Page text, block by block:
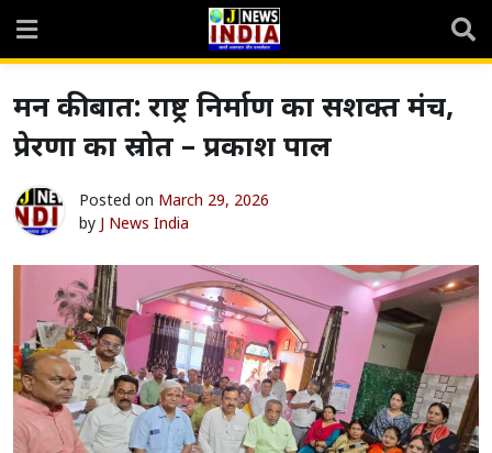
content
मन की बात: राष्ट्र निर्माण का सशक्त मंच,
प्रेरणा का स्रोत – प्रकाश पाल
Posted on March 29, 2026
by J News India